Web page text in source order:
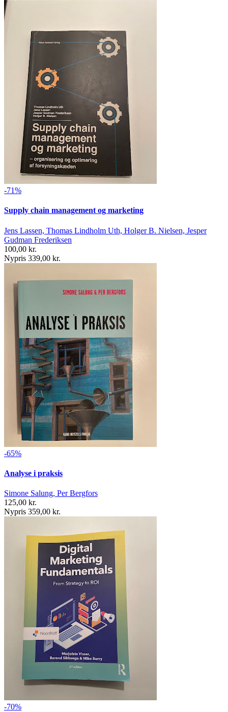
-71%
Supply chain management og marketing
Jens Lassen, Thomas Lindholm Uth, Holger B. Nielsen, Jesper
Gudman Frederiksen
100,00 kr.
Nypris 339,00 kr.
-65%
Analyse i praksis
Simone Salung, Per Bergfors
125,00 kr.
Nypris 359,00 kr.
-70%